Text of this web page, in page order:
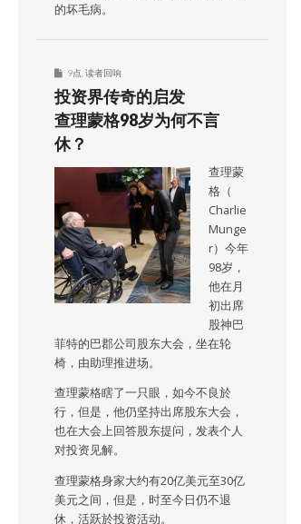
的坏毛病。
9点 读者回响
投资界传奇的启发
查理蒙格98岁为何不言
休？
查理蒙
格（
Charlie
Munge
r）今年
98岁，
他在月
初出席
股神巴
菲特的巴郡公司股东大会，坐在轮
椅，由助理推进场。
查理蒙格瞎了一只眼，如今不良於
行，但是，他仍坚持出席股东大会，
也在大会上回答股东提问，发表个人
对投资见解。
查理蒙格身家大约有20亿美元至30亿
美元之间，但是，时至今日仍不退
休，活跃於投资活动。